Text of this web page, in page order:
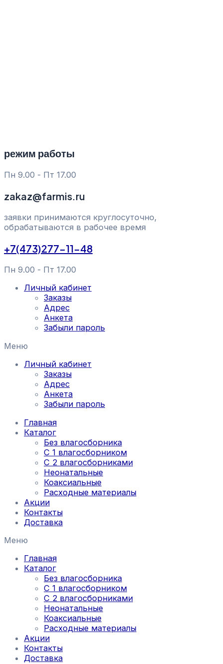
режим работы
Пн 9.00 - Пт 17.00
zakaz@farmis.ru
заявки принимаются круглосуточно,
обрабатываются в рабочее время
+7(473)277-11-48
Пн 9.00 - Пт 17.00
Личный кабинет
Заказы
Адрес
Анкета
Забыли пароль
Меню
Личный кабинет
Заказы
Адрес
Анкета
Забыли пароль
Главная
Каталог
Без влагосборника
С 1 влагосборником
С 2 влагосборниками
Неонатальные
Коаксиальные
Расходные материалы
Акции
Контакты
Доставка
Меню
Главная
Каталог
Без влагосборника
С 1 влагосборником
С 2 влагосборниками
Неонатальные
Коаксиальные
Расходные материалы
Акции
Контакты
Доставка